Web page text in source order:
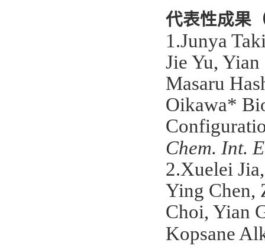
代表性成果
1.Junya
Jie Yu,
Masaru
Oikawa*
Chem. Int.
2.Xuelei
Ying Chen,
Choi, Yian
Kopsane